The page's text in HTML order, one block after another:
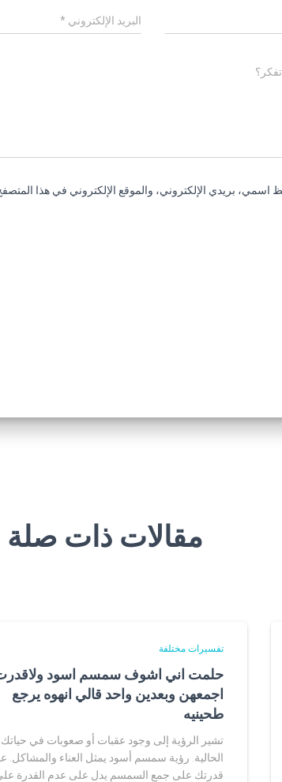
البريد الإلكتروني *
اسمي، بريدي الإلكتروني، والموقع الإلكتروني في هذا
مقالات ذات صلة
تفسيرات مختلفة
حلمت اني اشوف سمسم اسود
اجمعهن وبعدين واحد قالي انهوه يرجع
طحينيه
تشير الرؤية إلى وجود عقبات أو صعوبات في حياتك
الحالية. رؤية سمسم أسود يمثل العناء والمشاكل.
قدرتك على جمع السمسم يدل على عدم القدرة